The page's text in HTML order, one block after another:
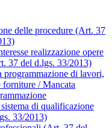
delle procedure (Art. 37
realizzazione opere
37 del d.lgs. 33/2013)
di lavori,
forniture / Mancata
di qualificazione
33/2013)